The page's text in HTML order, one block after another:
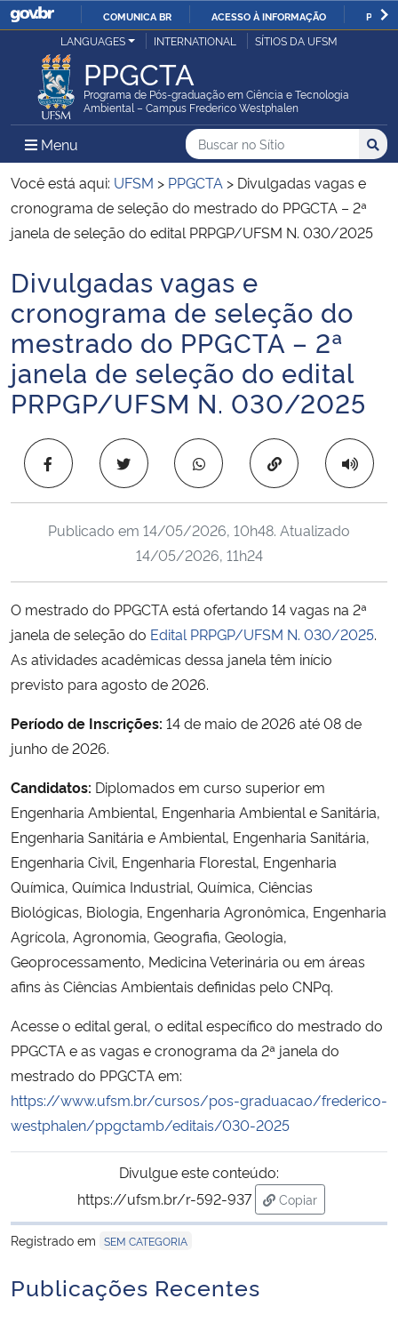
IR
O
CONTEÚDO
COMUNICA BR ACESSO À INFORMAÇÃO
Ministério da Justiça e Segurança Pública
Ministério da Defesa
Ministério das Relações Exteriores
Ministério da Economia
Ministério da Infraestrutura
Ministério da Agricultura, Pecuária e Abastecimento
Ministério da Educação
Ministério da Cidadania
Ministério da Saúde
Ministério de Minas e Energia
Ministério da Ciência, Tecnologia, Inovações e Comunicações
Ministério do Meio Ambiente
Ministério do Desenvolvimento Regional
Controladoria-Geral da União
Ministério da Mulher, da Família e dos Direitos Humanos
Secretaria-Geral
Secretaria de Governo
Gabinete de Segurança Institucional
Advocacia-Geral da União
Banco Central do Brasil
Planalto
LANGUAGES INTERNATIONAL SÍTIOS DA UFSM
PPGCTA
Programa de Pós-graduação em Ciência e Tecnologia
Ambiental – Campus Frederico Westphalen
Menu Menu Principal do Sítio
Busca
Buscar no no Sítio
Busca:
Você está aqui: UFSM > PPGCTA > Divulgadas vagas e
cronograma de seleção do mestrado do PPGCTA – 2ª
janela de seleção do edital PRPGP/UFSM N. 030/2025
Início do conteúdo
Divulgadas vagas e
cronograma de seleção do
mestrado do PPGCTA – 2ª
janela de seleção do edital
PRPGP/UFSM N. 030/2025
Copiar para área
Publicado em 14/05/2026, 10h48. Atualizado
14/05/2026, 11h24
O mestrado do PPGCTA está ofertando 14 vagas na 2ª
janela de seleção do Edital PRPGP/UFSM N. 030/2025.
As atividades acadêmicas dessa janela têm início
previsto para agosto de 2026.
Período de Inscrições: 14 de maio de 2026 até 08 de
junho de 2026.
Candidatos: Diplomados em curso superior em
Engenharia Ambiental, Engenharia Ambiental e Sanitária,
Engenharia Sanitária e Ambiental, Engenharia Sanitária,
Engenharia Civil, Engenharia Florestal, Engenharia
Química, Química Industrial, Química, Ciências
Biológicas, Biologia, Engenharia Agronômica, Engenharia
Agrícola, Agronomia, Geografia, Geologia,
Geoprocessamento, Medicina Veterinária ou em áreas
afins às Ciências Ambientais definidas pelo CNPq.
Acesse o edital geral, o edital específico do mestrado do
PPGCTA e as vagas e cronograma da 2ª janela do
mestrado do PPGCTA em:
https://www.ufsm.br/cursos/pos-graduacao/frederico-
westphalen/ppgctamb/editais/030-2025
Divulgue este conteúdo:
https://ufsm.br/r-592-937
Copiar
para área de
Registrado em SEM CATEGORIA
Publicações Recentes